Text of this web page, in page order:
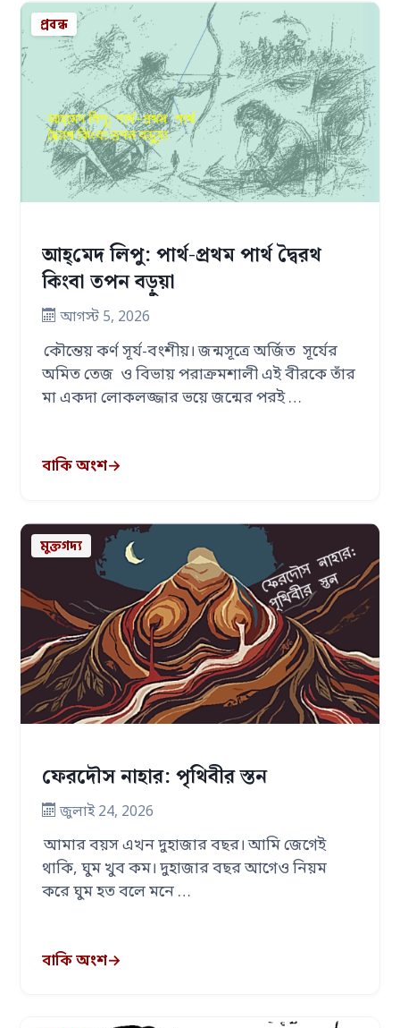
প্রবন্ধ
আহ্‌মেদ লিপু: পার্থ-প্রথম পার্থ দ্বৈরথ
কিংবা তপন বড়ুয়া
আগস্ট 5, 2026
কৌন্তেয় কর্ণ সূর্য-বংশীয়। জন্মসূত্রে অর্জিত সূর্যের
অমিত তেজ ও বিভায় পরাক্রমশালী এই বীরকে তাঁর
মা একদা লোকলজ্জার ভয়ে জন্মের পরই …
বাকি অংশ→
মুক্তগদ্য
ফেরদৌস নাহার: পৃথিবীর স্তন
জুলাই 24, 2026
আমার বয়স এখন দুহাজার বছর। আমি জেগেই
থাকি, ঘুম খুব কম। দুহাজার বছর আগেও নিয়ম
করে ঘুম হত বলে মনে …
বাকি অংশ→